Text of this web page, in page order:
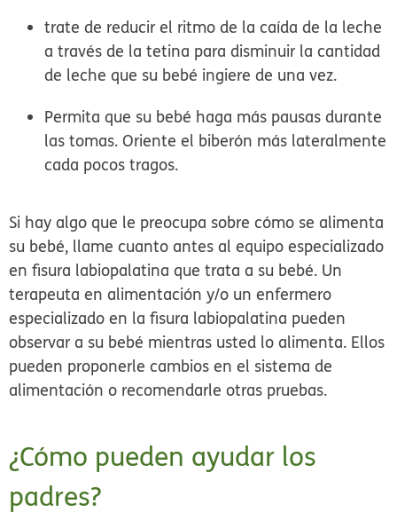
trate de reducir el ritmo de la caída de la leche
a través de la tetina para disminuir la cantidad
de leche que su bebé ingiere de una vez.
Permita que su bebé haga más pausas durante
las tomas. Oriente el biberón más lateralmente
cada pocos tragos.
Si hay algo que le preocupa sobre cómo se alimenta
su bebé, llame cuanto antes al equipo especializado
en fisura labiopalatina que trata a su bebé. Un
terapeuta en alimentación y/o un enfermero
especializado en la fisura labiopalatina pueden
observar a su bebé mientras usted lo alimenta. Ellos
pueden proponerle cambios en el sistema de
alimentación o recomendarle otras pruebas.
¿Cómo pueden ayudar los
padres?